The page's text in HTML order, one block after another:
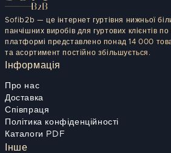
Sofib2b — це інтернет гуртівня нижньої
панчішних виробів для гуртових клієнтів по
платформі представлено понад 14 000
та асортимент постійно збільшується.
Інформація
Про нас
Доставка
Співпраця
Політика конфіденційності
Каталоги PDF
Інше